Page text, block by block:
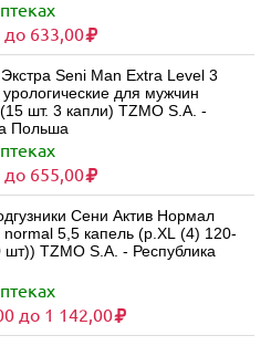
до 633,00
Seni Man Extra Level 3
для мужчин
шт. 3 капли) TZMO S.A. -
Польша
до 655,00
Сени Актив Нормал
normal 5,5 капель (р.XL (4) 120-
TZMO S.A. - Республика
до 1 142,00